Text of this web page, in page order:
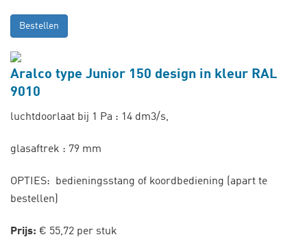
Bestellen
Aralco type Junior 150 design in kleur RAL
9010
luchtdoorlaat bij 1 Pa : 14 dm3/s,
glasaftrek : 79 mm
OPTIES: bedieningsstang of koordbediening (apart te
bestellen)
Prijs: € 55,72 per stuk